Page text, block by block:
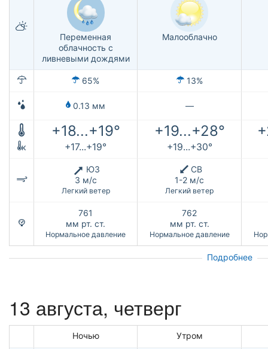
Переменная
облачность с
ливневыми дождями
Малооблачно
65% 13%
0.13 мм —
+18...+19° +19...+28°
к +17...+19° +19...+30°
ЮЗ
3 м/с
Легкий ветер
СВ
1-2 м/с
Легкий ветер
761
мм рт. ст.
Нормальное давление
762
мм рт. ст.
Нормальное давление
Подробнее
13 августа, четверг
Ночью Утром